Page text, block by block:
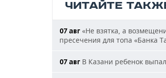
ЧИТАЙТЕ
07 авг «Не взятка, а
пресечения для топа «Банка
07 авг В Казани ребенок